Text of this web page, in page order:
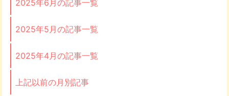
2025年6月の記事一覧
2025年5月の記事一覧
2025年4月の記事一覧
上記以前の月別記事